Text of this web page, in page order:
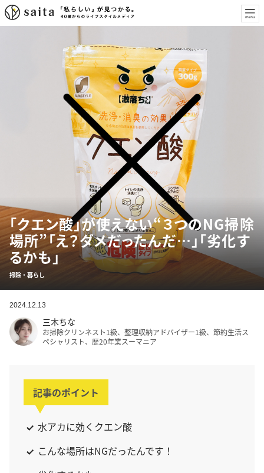
「クエン酸」が使えない“３つのNG掃除
場所”「え？ダメだったんだ…」「劣化す
るかも」
掃除・暮らし
2024.12.13
三木ちな
お掃除クリンネスト1級、整理収納アドバイザー1級、節約生活ス
ペシャリスト、歴20年業スーマニア
記事のポイント
水アカに効くクエン酸
こんな場所はNGだったんです！